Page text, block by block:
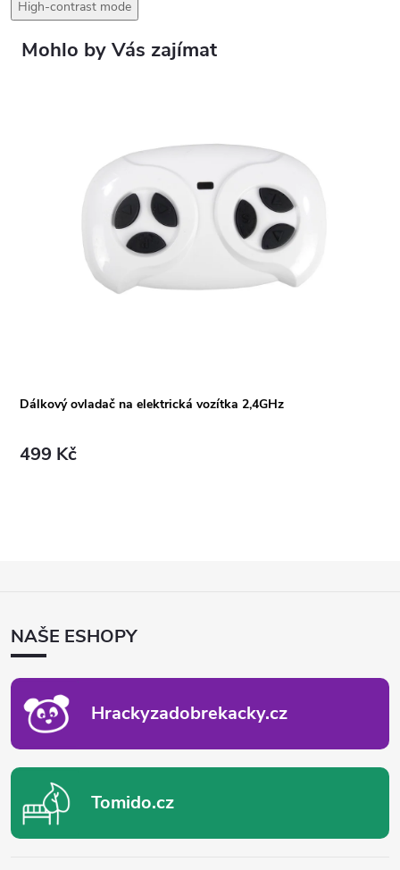
High-contrast mode
Dálkový ovladač na elektrická vozítka 2,4GHz
499 Kč
ANAŠE ESHOPY
Hrackyzadobrekacky.cz
Tomido.cz